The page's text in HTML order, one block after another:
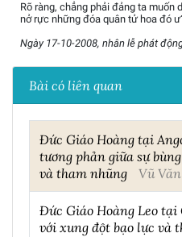
Rõ ràng, chẳng phải đảng ta muốn
nở rực những đóa quân tử hoa đó
Ngày 17-10-2008, nhân lễ phát
Bài có liên quan
Đức Giáo Hoàng tại
tương phản giữa sự
và tham nhũng
Vũ
Đức Giáo Hoàng Leo tại
với xung đột bạo lực và